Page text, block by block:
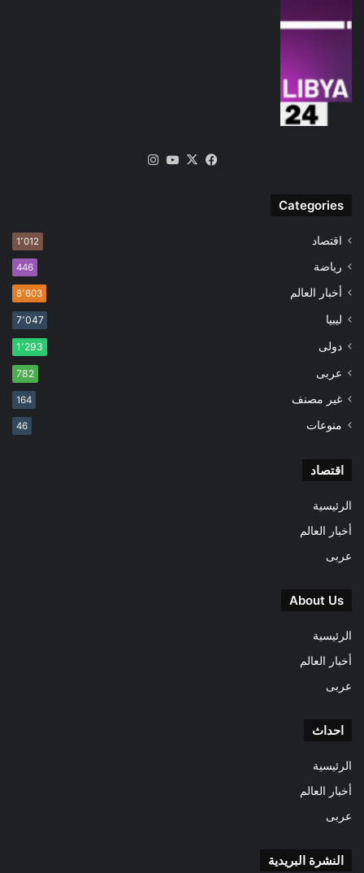
فيسبوك
‫X
‫YouTube
Categories
اقتصاد 1٬012
رياضة 446
أخبار العالم 8٬603
ليبيا 7٬047
دولى 1٬293
عربى 782
غير مصنف 164
منوعات 46
اقتصاد
الرئيسية
أخبار العالم
عربى
About Us
الرئيسية
أخبار العالم
عربى
احداث
الرئيسية
أخبار العالم
عربى
النشرة البريدية